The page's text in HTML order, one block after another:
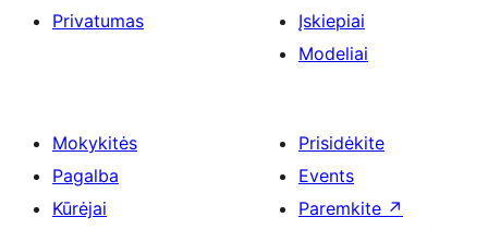
Privatumas
Įskiepiai
Modeliai
Mokykitės
Pagalba
Kūrėjai
Prisidėkite
Events
Paremkite ↗